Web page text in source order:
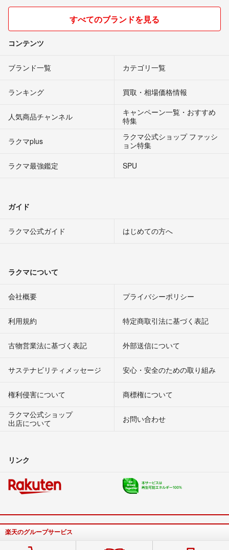
すべてのブランドを見る
コンテンツ
ブランド一覧 カテゴリ一覧
ランキング 買取・相場価格情報
人気商品チャンネル
キャンペーン一覧・おすすめ
特集
ラクマplus
ラクマ公式ショップ ファッシ
ョン特集
ラクマ最強鑑定
SPU
ガイド
ラクマ公式ガイド はじめての方へ
ラクマについて
会社概要 プライバシーポリシー
利用規約 特定商取引法に基づく表記
古物営業法に基づく表記 外部送信について
サステナビリティメッセージ 安心・安全のための取り組み
権利侵害について
商標権について
ラクマ公式ショップ
出店について
お問い合わせ
リンク
楽天のグループサービス